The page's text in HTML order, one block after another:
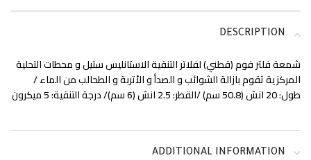
DESCRIPTION
شمعة فلتر فوم (قطني) لفلاتر التنقية الاستانليس ستيل و محطات التحلية
المركزية تقوم بازالة الشوائب و الصدأ و الأتربة و الطحالب من الماء /
طول: 20 انش (50.8 سم) /القطر: 2.5 انش (6 سم)/ درجة التنقية: 5 ميكرون
ADDITIONAL INFORMATION